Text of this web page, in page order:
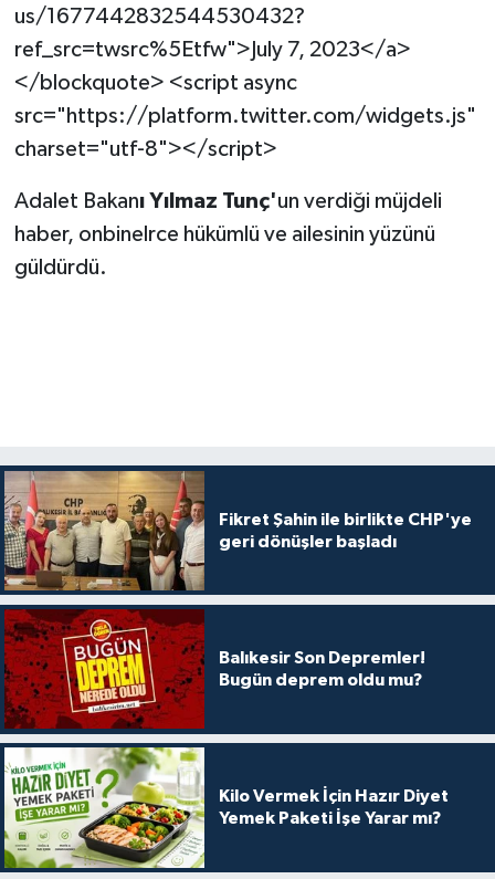
us/1677442832544530432?
ref_src=twsrc%5Etfw">July 7, 2023</a>
</blockquote> <script async
src="https://platform.twitter.com/widgets.js"
charset="utf-8"></script>
Adalet Bakanı Yılmaz Tunç'un verdiği müjdeli
haber, onbinelrce hükümlü ve ailesinin yüzünü
güldürdü.
Fikret Şahin ile birlikte CHP'ye
geri dönüşler başladı
Balıkesir Son Depremler!
Bugün deprem oldu mu?
Kilo Vermek İçin Hazır Diyet
Yemek Paketi İşe Yarar mı?